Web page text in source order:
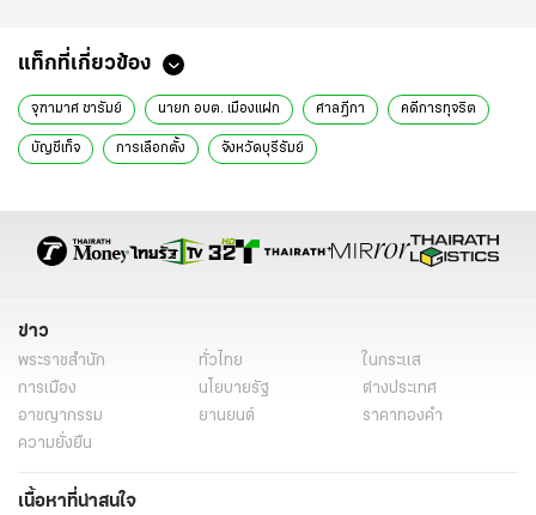
แท็กที่เกี่ยวข้อง
จุฑามาศ ซารัมย์ นายก อบต. เมืองแฝก ศาลฎีกา คดีการทุจริต
บัญชีเท็จ การเลือกตั้ง จังหวัดบุรีรัมย์
คณะกรรมการป้องกันและปราบปรามการทุจริต เงินฝากธนาคาร
ข่าว
พระราชสำนัก ทั่วไทย
ในกระแส
การเมือง
นโยบายรัฐ
ต่างประเทศ
อาชญากรรม
ยานยนต์
ราคาทองคำ
ความยั่งยืน
เนื้อหาที่น่าสนใจ